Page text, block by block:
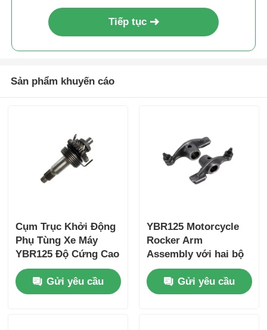
linh kiện điện xe máy
Bộ Phận Thân Xe Máy
Phụ kiện xe máy khác
Bộ chế hòa khí xe máy
Giảm xóc xe máy
Tiếp tục
Sản phẩm khuyến cáo
Cụm Trục Khởi Động
Phụ Tùng Xe Máy
YBR125 Độ Cứng Cao
Gửi yêu cầu
YBR125 Motorcycle
Rocker Arm
Assembly với hai bộ
phận ổ van thép đúc
Gửi yêu cầu